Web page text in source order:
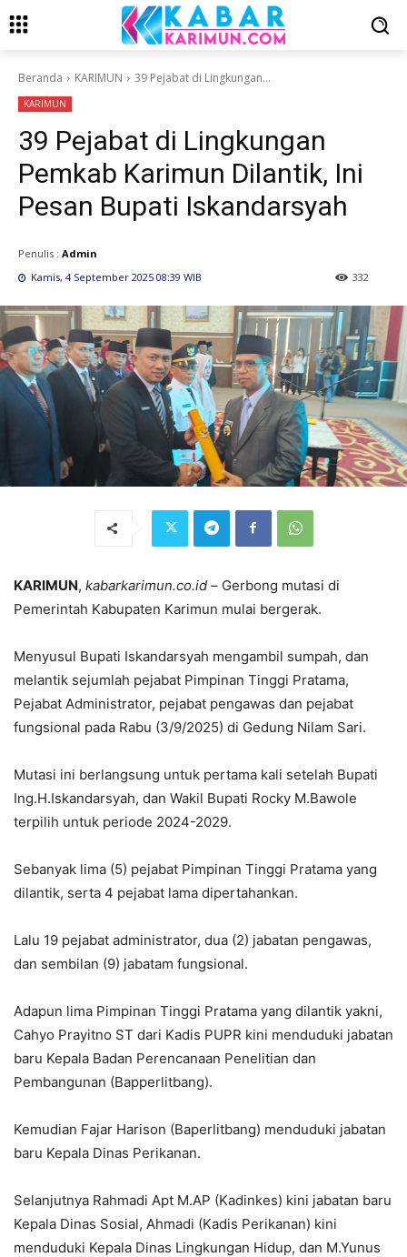
Beranda KARIMUN 39 Pejabat di Lingkungan...
KARIMUN
39 Pejabat di Lingkungan
Pemkab Karimun Dilantik, Ini
Pesan Bupati Iskandarsyah
Penulis : Admin
Kamis, 4 September 2025 08:39 WIB
332
KARIMUN, kabarkarimun.co.id – Gerbong mutasi di
Pemerintah Kabupaten Karimun mulai bergerak.
Menyusul Bupati Iskandarsyah mengambil sumpah, dan
melantik sejumlah pejabat Pimpinan Tinggi Pratama,
Pejabat Administrator, pejabat pengawas dan pejabat
fungsional pada Rabu (3/9/2025) di Gedung Nilam Sari.
Mutasi ini berlangsung untuk pertama kali setelah Bupati
Ing.H.Iskandarsyah, dan Wakil Bupati Rocky M.Bawole
terpilih untuk periode 2024-2029.
Sebanyak lima (5) pejabat Pimpinan Tinggi Pratama yang
dilantik, serta 4 pejabat lama dipertahankan.
Lalu 19 pejabat administrator, dua (2) jabatan pengawas,
dan sembilan (9) jabatam fungsional.
Adapun lima Pimpinan Tinggi Pratama yang dilantik yakni,
Cahyo Prayitno ST dari Kadis PUPR kini menduduki jabatan
baru Kepala Badan Perencanaan Penelitian dan
Pembangunan (Bapperlitbang).
Kemudian Fajar Harison (Baperlitbang) menduduki jabatan
baru Kepala Dinas Perikanan.
Selanjutnya Rahmadi Apt M.AP (Kadinkes) kini jabatan baru
Kepala Dinas Sosial, Ahmadi (Kadis Perikanan) kini
menduduki Kepala Dinas Lingkungan Hidup, dan M.Yunus